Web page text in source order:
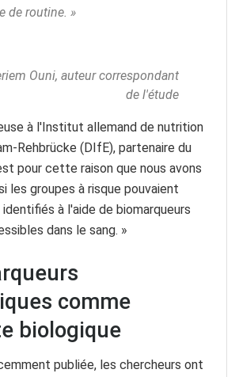
de routine. »
Ouni, auteur correspondant
de l'étude
à l'Institut allemand de nutrition
Rehbrücke (DIfE), partenaire du
pour cette raison que nous avons
les groupes à risque pouvaient
à l'aide de biomarqueurs
dans le sang. »
comme
biologique
publiée, les chercheurs ont